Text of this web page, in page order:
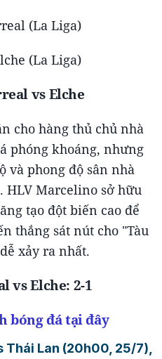
(La Liga)
(La Liga)
vs Elche
cho hàng thủ chủ nhà
phóng khoáng, nhưng
và phong độ sân nhà
Marcelino sở hữu
tạo đột biến cao để
thắng sát nút cho "Tàu
xảy ra nhất.
vs Elche: 2-1
bóng đá tại đây
Thái Lan (20h00, 25/7),